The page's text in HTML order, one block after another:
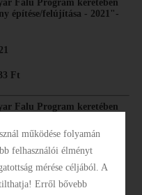
Falu Program keretében
építése/felújítása - 2021"-
Ft
Falu Program keretében
fejlesztése ” -
Ft
működése folyamán
felhasználói élményt
mérése céljából. A
Erről bővebb